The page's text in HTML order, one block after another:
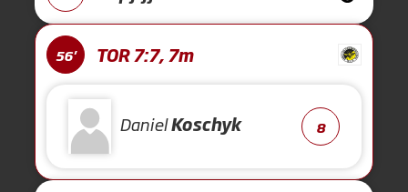
56' TOR 7:7, 7m
DanielKoschyk 8